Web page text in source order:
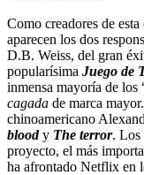
Como creadores de
aparecen los dos
D.B. Weiss, del gran
popularísima Juego de
inmensa mayoría de los
cagada de marca
chinoamericano
bloody The terror. Los
proyecto, el más
ha afrontado Netflix en